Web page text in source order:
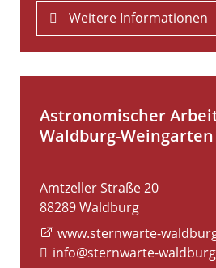
Weitere Informationen
Astronomischer
Waldburg-Weingarten
Amtzeller Straße 20
88289Waldburg
www.sternwarte-
info@sternwarte-